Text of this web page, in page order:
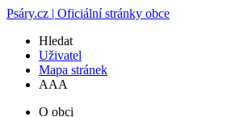
Psáry.cz | Oficiální stránky obce
Hledat
Uživatel
Mapa stránek
AAA
O obci